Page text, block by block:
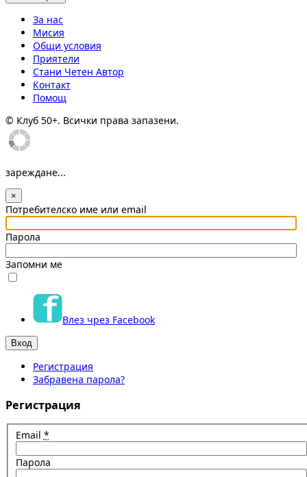
За нас
Мисия
Общи условия
Приятели
Стани Четен Автор
Контакт
Помощ
© Клуб 50+. Всички права запазени.
зареждане...
×
Потребителско име или email
Парола
Запомни ме
Влез чрез Facebook
Регистрация
Забравена парола?
Регистрация
Email *
Парола